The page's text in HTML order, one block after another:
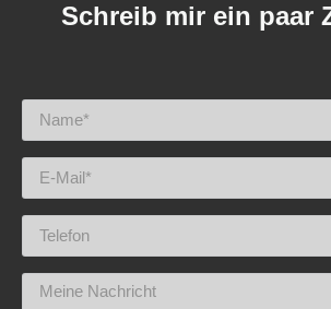
Schreib mir ein paar